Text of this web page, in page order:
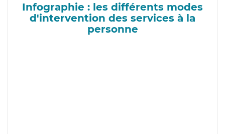
Infographie : les différents modes
d'intervention des services à la
personne